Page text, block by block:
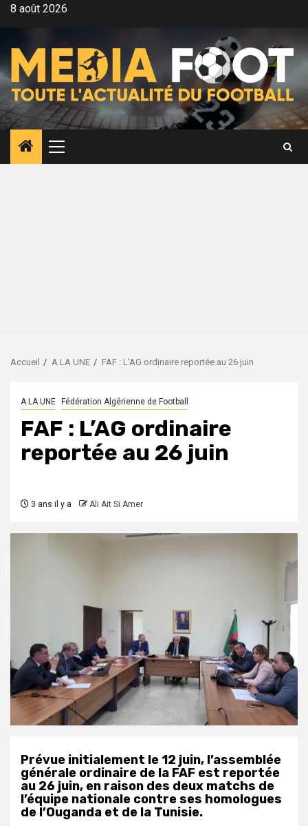
Aller8 août 2026
Menu
principal
Accueil A LA UNE FAF : L’AG ordinaire reportée au 26 juin
A LA UNE Fédération Algérienne de Football
FAF : L’AG ordinaire
reportée au 26 juin
3 ans il y a Ali Ait Si Amer
Prévue initialement le 12 juin, l’assemblée
générale ordinaire de la FAF est reportée
au 26 juin, en raison des deux matchs de
l’équipe nationale contre ses homologues
de l’Ouganda et de la Tunisie.